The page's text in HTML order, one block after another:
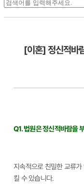
[이혼] 정신적바
Q1. 법원은 정신적바람을
지속적으로 친밀한 교류가
킬 수 있습니다.